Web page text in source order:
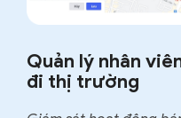
Quản lý nhân
đi thị trường